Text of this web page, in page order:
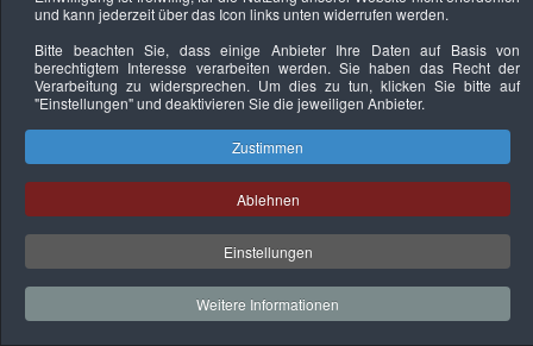
Datenschutzerklärung Urheberrechtsnachweise Nachhaltigkeit
Copyright © 2026. Bundesverband Deutscher
Sachverständiger und Fachgutachter e.V..
und kann jederzeit über das Icon links unten widerrufen werden.
Bitte beachten Sie, dass einige Anbieter Ihre Daten auf Basis von
berechtigtem Interesse verarbeiten werden. Sie haben das Recht der
Verarbeitung zu widersprechen. Um dies zu tun, klicken Sie bitte auf
"Einstellungen"und deaktivieren Sie die jeweiligen Anbieter.
Zustimmen
Ablehnen
Einstellungen
Weitere Informationen